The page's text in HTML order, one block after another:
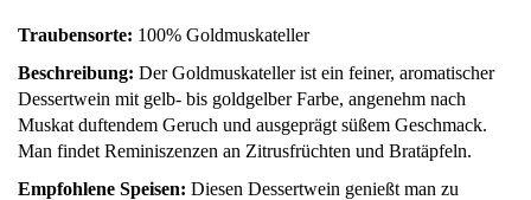
Traubensorte: 100% Goldmuskateller
Beschreibung: Der Goldmuskateller ist ein feiner, aromatischer
Dessertwein mit gelb- bis goldgelber Farbe, angenehm nach
Muskat duftendem Geruch und ausgeprägt süßem Geschmack.
Man findet Reminiszenzen an Zitrusfrüchten und Bratäpfeln.
Empfohlene Speisen: Diesen Dessertwein genießt man zu